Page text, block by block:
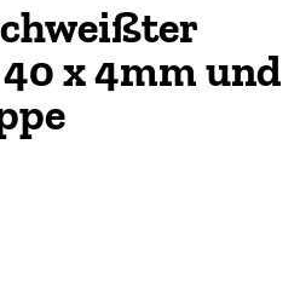
x 4mm und